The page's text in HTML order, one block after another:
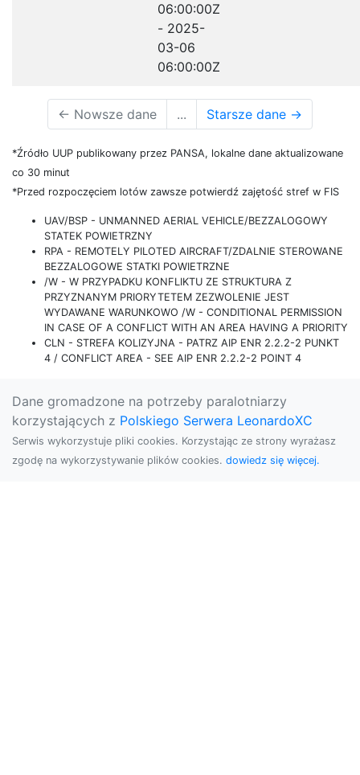
06:00:00Z
- 2025-
03-06
06:00:00Z
← Nowsze dane ... Starsze dane →
*Źródło UUP publikowany przez PANSA, lokalne dane aktualizowane
co 30 minut
*Przed rozpoczęciem lotów zawsze potwierdź zajętość stref w FIS
UAV/BSP - UNMANNED AERIAL VEHICLE/BEZZALOGOWY
STATEK POWIETRZNY
RPA - REMOTELY PILOTED AIRCRAFT/ZDALNIE STEROWANE
BEZZALOGOWE STATKI POWIETRZNE
/W - W PRZYPADKU KONFLIKTU ZE STRUKTURA Z
PRZYZNANYM PRIORYTETEM ZEZWOLENIE JEST
WYDAWANE WARUNKOWO /W - CONDITIONAL PERMISSION
IN CASE OF A CONFLICT WITH AN AREA HAVING A PRIORITY
CLN - STREFA KOLIZYJNA - PATRZ AIP ENR 2.2.2-2 PUNKT
4 / CONFLICT AREA - SEE AIP ENR 2.2.2-2 POINT 4
Dane gromadzone na potrzeby paralotniarzy
korzystających z Polskiego Serwera LeonardoXC
Serwis wykorzystuje pliki cookies. Korzystając ze strony wyrażasz
zgodę na wykorzystywanie plików cookies. dowiedz się więcej.